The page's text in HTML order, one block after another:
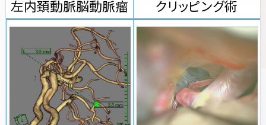
左内頚動脈脳動脈瘤
クリッピング術